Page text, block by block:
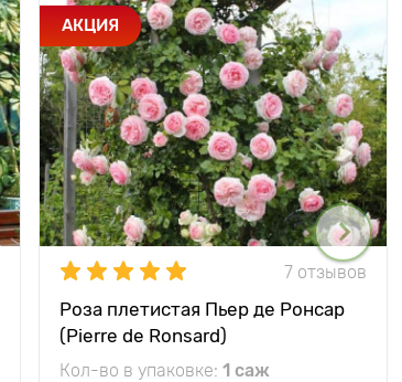
АКЦИЯ
7 отзывов
Роза плетистая Пьер де Ронсар
(Pierre de Ronsard)
Кол-во в упаковке: 1 саж